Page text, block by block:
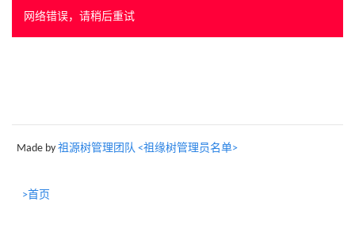
网络错误，请稍后重试
Made by 祖源树管理团队 <祖缘树管理员名单>
>首页